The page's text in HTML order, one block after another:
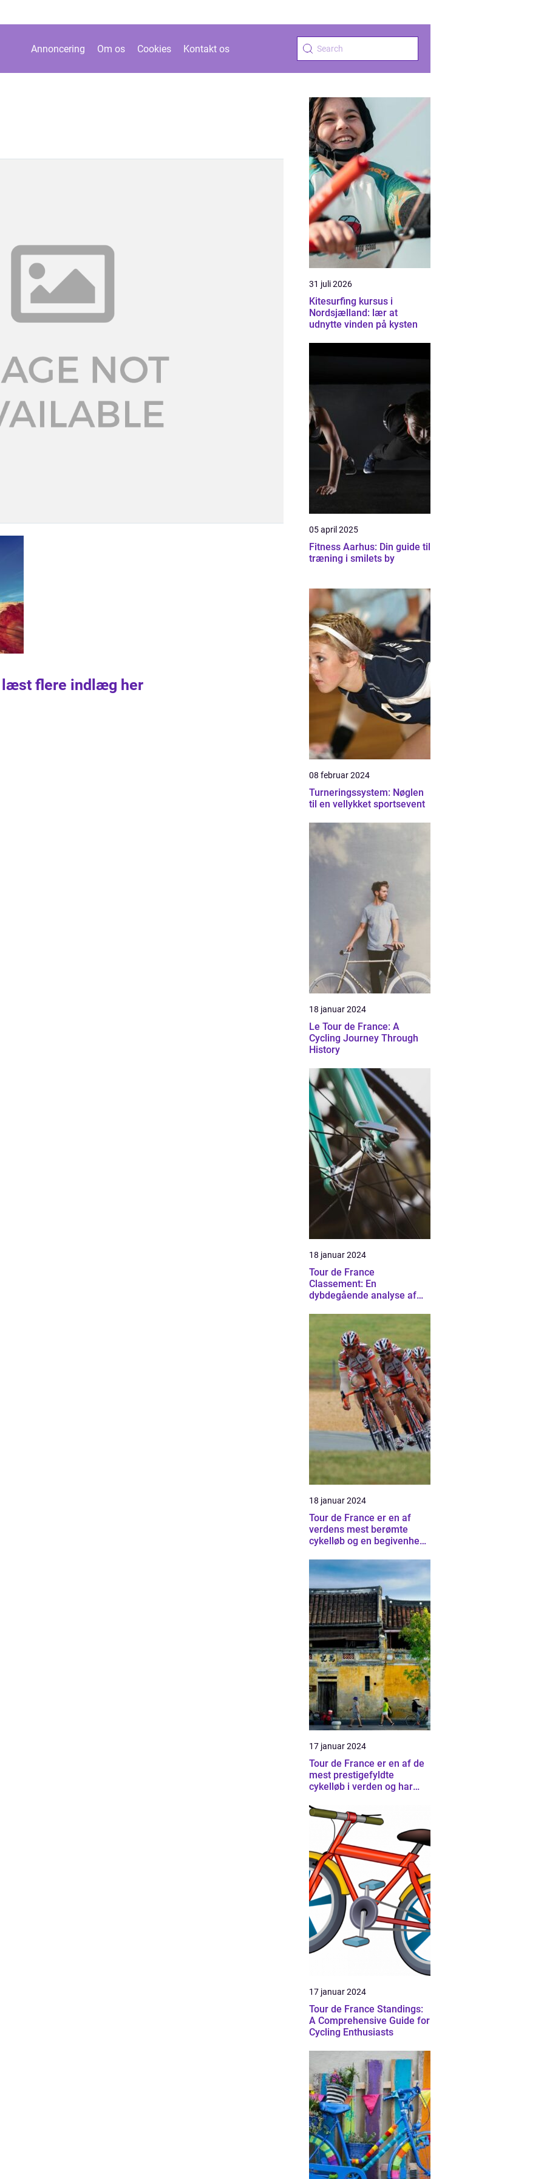
Annoncering Om os Cookies Kontakt os
læst flere indlæg her
31 juli 2026
Kitesurfing kursus i
Nordsjælland: lær at
udnytte vinden på kysten
05 april 2025
Fitness Aarhus: Din guide til
træning i smilets by
08 februar 2024
Turneringssystem: Nøglen
til en vellykket sportsevent
18 januar 2024
Le Tour de France: A
Cycling Journey Through
History
18 januar 2024
Tour de France
Classement: En
dybdegående analyse af
prestigefyldte rangliste
18 januar 2024
Tour de France er en af
verdens mest berømte
cykelløb og en begivenhed,
tilskuere hvert år
17 januar 2024
Tour de France er en af de
mest prestigefyldte
cykelløb i verden og har
sports- og fritidsentusiaster
i årtier
17 januar 2024
Tour de France Standings:
A Comprehensive Guide for
Cycling Enthusiasts